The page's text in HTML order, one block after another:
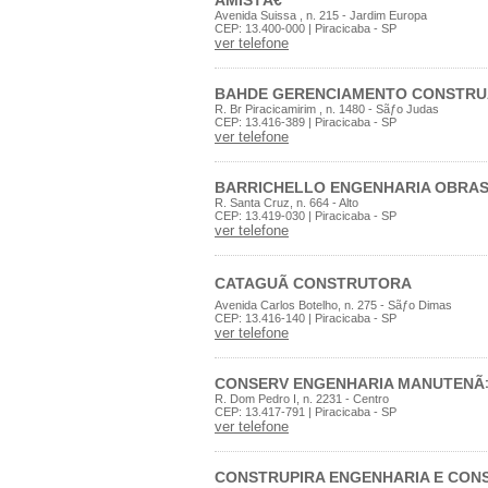
Avenida Suissa , n. 215 - Jardim Europa
CEP: 13.400-000 | Piracicaba - SP
ver telefone
BAHDE GERENCIAMENTO
R. Br Piracicamirim , n. 1480 - Sãƒo Judas
CEP: 13.416-389 | Piracicaba - SP
ver telefone
BARRICHELLO ENGENHARIA OBRAS
R. Santa Cruz, n. 664 - Alto
CEP: 13.419-030 | Piracicaba - SP
ver telefone
CATAGUÃ CONSTRUTORA
Avenida Carlos Botelho, n. 275 - Sãƒo Dimas
CEP: 13.416-140 | Piracicaba - SP
ver telefone
CONSERV ENGENHARIA
R. Dom Pedro I, n. 2231 - Centro
CEP: 13.417-791 | Piracicaba - SP
ver telefone
CONSTRUPIRA ENGENHARIA E